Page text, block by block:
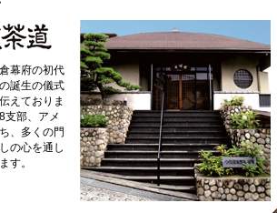
幕府の初代
誕生の儀式
えておりま
支部、アメ
、多くの門
の心を通し
す。